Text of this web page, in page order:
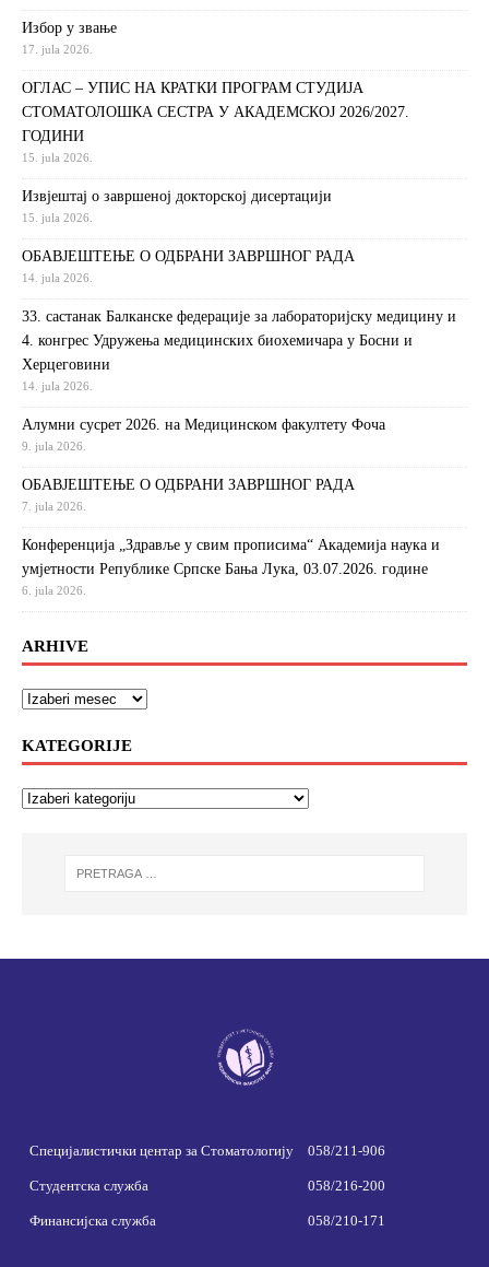
Избор у звање
17. jula 2026.
ОГЛАС – УПИС НА КРАТКИ ПРОГРАМ СТУДИЈА
СТОМАТОЛОШКА СЕСТРА У АКАДЕМСКОЈ 2026/2027.
ГОДИНИ
15. jula 2026.
Извjeштaj o зaвршeнoj дoктoрскoj дисeртaциjи
15. jula 2026.
ОБАВЈЕШТЕЊЕ О ОДБРАНИ ЗАВРШНОГ РАДА
14. jula 2026.
33. састанак Балканске федерације за лабораторијску медицину и
4. конгрес Удружења медицинских биохемичара у Босни и
Херцеговини
14. jula 2026.
Алумни сусрет 2026. на Медицинском факултету Фоча
9. jula 2026.
ОБАВЈЕШТЕЊЕ О ОДБРАНИ ЗАВРШНОГ РАДА
7. jula 2026.
Конференција „Здравље у свим прописима“ Академија наука и
умјетности Републике Српске Бања Лука, 03.07.2026. године
6. jula 2026.
ARHIVE
KATEGORIJE
Специјалистички центар за Стоматологију 058/211-906
Студентска служба 058/216-200
Финансијска служба 058/210-171